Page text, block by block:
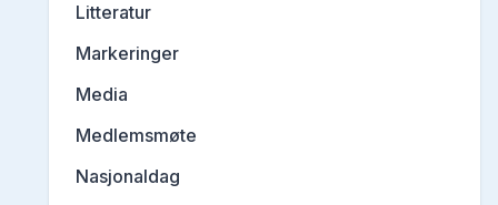
Litteratur
Markeringer
Media
Medlemsmøte
Nasjonaldag